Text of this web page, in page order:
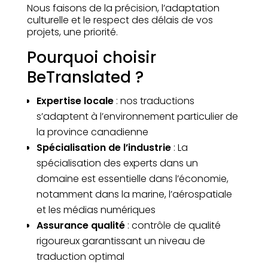
Nous faisons de la précision, l’adaptation
culturelle et le respect des délais de vos
projets, une priorité.
Pourquoi choisir
BeTranslated ?
Expertise locale : nos traductions
s’adaptent à l’environnement particulier de
la province canadienne
Spécialisation de l’industrie : La
spécialisation des experts dans un
domaine est essentielle dans l’économie,
notamment dans la marine, l’aérospatiale
et les médias numériques
Assurance qualité : contrôle de qualité
rigoureux garantissant un niveau de
traduction optimal